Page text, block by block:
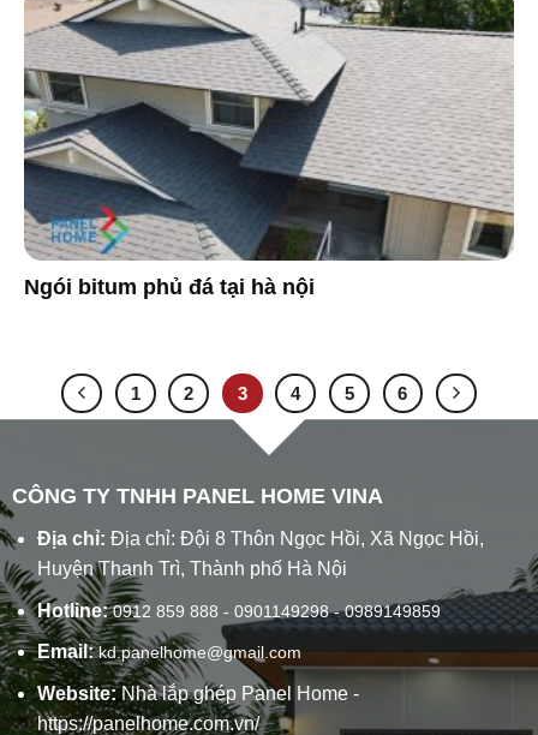
Ngói bitum phủ đá tại hà nội
1 2 3 4 5 6
CÔNG TY TNHH PANEL HOME VINA
Địa chỉ: Địa chỉ: Đội 8 Thôn Ngọc Hồi, Xã Ngọc Hồi,
Huyện Thanh Trì, Thành phố Hà Nội
Hotline:0912 859 888 - 0901149298 - 0989149859
Email: kd.panelhome@gmail.com
Website: Nhà lắp ghép Panel Home-
https://panelhome.com.vn/